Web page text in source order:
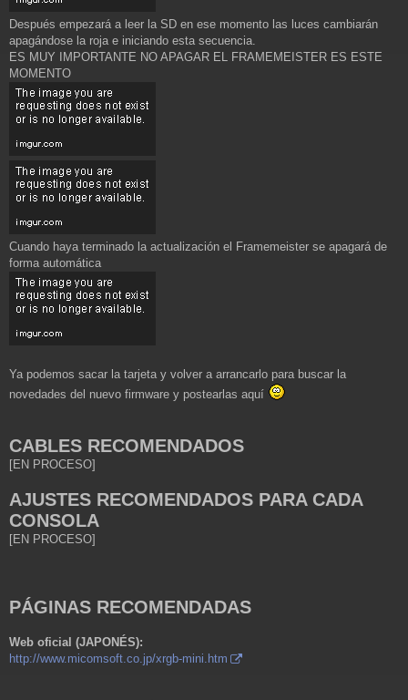
Después empezará a leer la SD en ese momento las luces cambiarán
apagándose la roja e iniciando esta secuencia.
ES MUY IMPORTANTE NO APAGAR EL FRAMEMEISTER ES ESTE
MOMENTO
Cuando haya terminado la actualización el Framemeister se apagará de
forma automática
Ya podemos sacar la tarjeta y volver a arrancarlo para buscar la
novedades del nuevo firmware y postearlas aquí
CABLES RECOMENDADOS
[EN PROCESO]
AJUSTES RECOMENDADOS PARA CADA
CONSOLA
[EN PROCESO]
PÁGINAS RECOMENDADAS
Web oficial (JAPONÉS):
http://www.micomsoft.co.jp/xrgb-mini.htm